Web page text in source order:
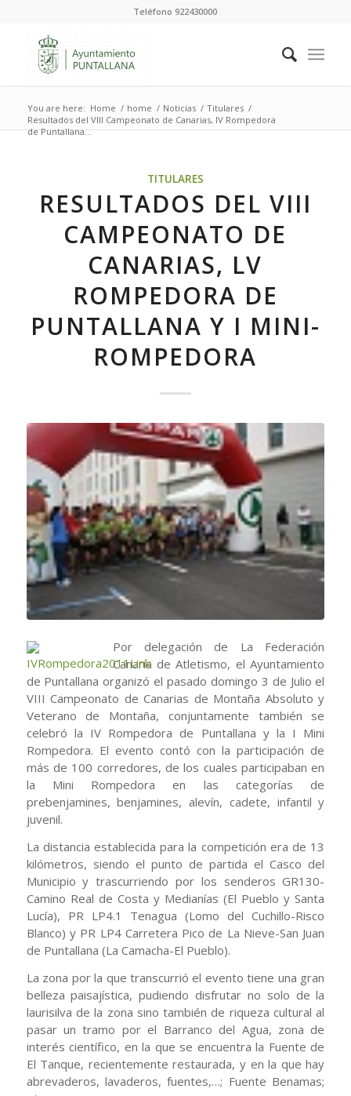
Teléfono 922430000
You are here: Home / home / Noticias / Titulares /
Resultados del VIII Campeonato de Canarias, lV Rompedora
de Puntallana...
TITULARES
RESULTADOS DEL VIII
CAMPEONATO DE
CANARIAS, LV
ROMPEDORA DE
PUNTALLANA Y I MINI-
ROMPEDORA
Por delegación de La Federación
Canaria de Atletismo, el Ayuntamiento
de Puntallana organizó el pasado domingo 3 de Julio el
VIII Campeonato de Canarias de Montaña Absoluto y
Veterano de Montaña, conjuntamente también se
celebró la IV Rompedora de Puntallana y la I Mini
Rompedora. El evento contó con la participación de
más de 100 corredores, de los cuales participaban en
la Mini Rompedora en las categorías de
prebenjamines, benjamines, alevín, cadete, infantil y
juvenil.
La distancia establecida para la competición era de 13
kilómetros, siendo el punto de partida el Casco del
Municipio y trascurriendo por los senderos GR130-
Camino Real de Costa y Medianías (El Pueblo y Santa
Lucía), PR LP4.1 Tenagua (Lomo del Cuchillo-Risco
Blanco) y PR LP4 Carretera Pico de La Nieve-San Juan
de Puntallana (La Camacha-El Pueblo).
La zona por la que transcurrió el evento tiene una gran
belleza paisajística, pudiendo disfrutar no solo de la
laurisilva de la zona sino también de riqueza cultural al
pasar un tramo por el Barranco del Agua, zona de
interés científico, en la que se encuentra la Fuente de
El Tanque, recientemente restaurada, y en la que hay
abrevaderos, lavaderos, fuentes,…; Fuente Benamas;